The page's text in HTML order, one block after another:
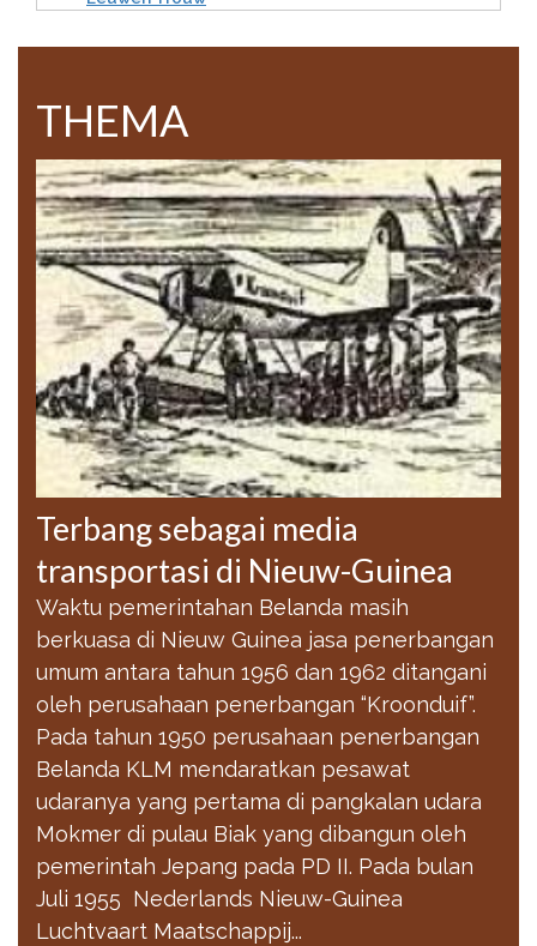
THEMA
Terbang sebagai media
transportasi di Nieuw-Guinea
Waktu pemerintahan Belanda masih
berkuasa di Nieuw Guinea jasa penerbangan
umum antara tahun 1956 dan 1962 ditangani
oleh perusahaan penerbangan “Kroonduif”.
Pada tahun 1950 perusahaan penerbangan
Belanda KLM mendaratkan pesawat
udaranya yang pertama di pangkalan udara
Mokmer di pulau Biak yang dibangun oleh
pemerintah Jepang pada PD II. Pada bulan
Juli 1955 Nederlands Nieuw-Guinea
Luchtvaart Maatschappij...